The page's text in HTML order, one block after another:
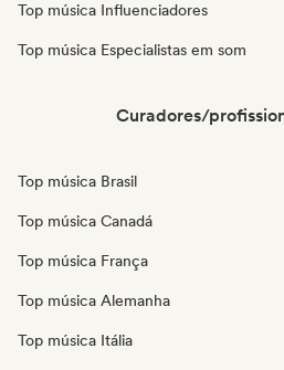
Top música Influenciadores
Top música Especialistas em som
Curadores/
Top música Brasil
Top música Canadá
Top música França
Top música Alemanha
Top música Itália